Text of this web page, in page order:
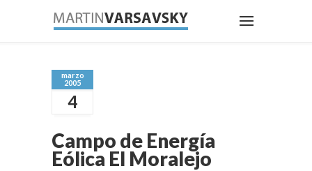
marzo
2005
4
Campo de Energía
Eólica El Moralejo